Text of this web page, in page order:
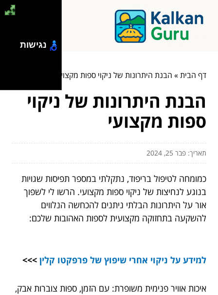
דף הבית» הבנת היתרונות של ניקוי ספות מקצועי
הבנת היתרונות של ניקוי
ספות מקצועי
תאריך: פבר 25, 2024
כמומחה לטיפול בריפוד, נתקלתי במספר תפיסות שגויות
בנוגע לנחיצות של ניקוי ספות מקצועי. הרשו לי לשפוך
אור על היתרונות הבלתי ניתנים להכחשה הנלווים
להשקעה בתחזוקה מקצועית לספות האהובות שלכם:
למידע על ניקוי אחרי שיפוץ של פרפקטו קלין >>>
איכות אוויר פנימית משופרת: עם הזמן, ספות צוברות אבק,
נגישות